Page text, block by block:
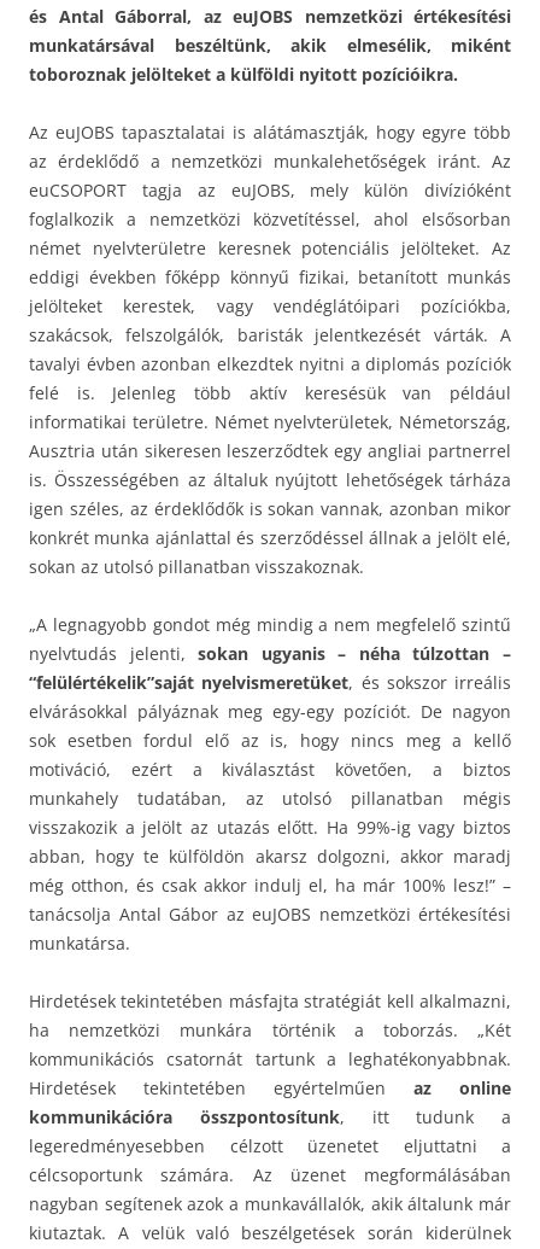
és Antal Gáborral, az euJOBS nemzetközi értékesítési
munkatársával beszéltünk, akik elmesélik, miként
toboroznak jelölteket a külföldi nyitott pozícióikra.
Az euJOBS tapasztalatai is alátámasztják, hogy egyre több
az érdeklődő a nemzetközi munkalehetőségek iránt. Az
euCSOPORT tagja az euJOBS, mely külön divízióként
foglalkozik a nemzetközi közvetítéssel, ahol elsősorban
német nyelvterületre keresnek potenciális jelölteket. Az
eddigi években főképp könnyű fizikai, betanított munkás
jelölteket kerestek, vagy vendéglátóipari pozíciókba,
szakácsok, felszolgálók, baristák jelentkezését várták. A
tavalyi évben azonban elkezdtek nyitni a diplomás pozíciók
felé is. Jelenleg több aktív keresésük van például
informatikai területre. Német nyelvterületek, Németország,
Ausztria után sikeresen leszerződtek egy angliai partnerrel
is. Összességében az általuk nyújtott lehetőségek tárháza
igen széles, az érdeklődők is sokan vannak, azonban mikor
konkrét munka ajánlattal és szerződéssel állnak a jelölt elé,
sokan az utolsó pillanatban visszakoznak.
„A legnagyobb gondot még mindig a nem megfelelő szintű
nyelvtudás jelenti,sokan ugyanis – néha túlzottan –
“felülértékelik”saját nyelvismeretüket, és sokszor irreális
elvárásokkal pályáznak meg egy-egy pozíciót. De nagyon
sok esetben fordul elő az is, hogy nincs meg a kellő
motiváció, ezért a kiválasztást követően, a biztos
munkahely tudatában, az utolsó pillanatban mégis
visszakozik a jelölt az utazás előtt. Ha 99%-ig vagy biztos
abban, hogy te külföldön akarsz dolgozni, akkor maradj
még otthon, és csak akkor indulj el, ha már 100% lesz!” –
tanácsolja Antal Gábor az euJOBS nemzetközi értékesítési
munkatársa.
Hirdetések tekintetében másfajta stratégiát kell alkalmazni,
ha nemzetközi munkára történik a toborzás. „Két
kommunikációs csatornát tartunk a leghatékonyabbnak.
Hirdetések tekintetében egyértelműen az online
kommunikációra összpontosítunk, itt tudunk a
legeredményesebben célzott üzenetet eljuttatni a
célcsoportunk számára. Az üzenet megformálásában
nagyban segítenek azok a munkavállalók, akik általunk már
kiutaztak. A velük való beszélgetések során kiderülnek